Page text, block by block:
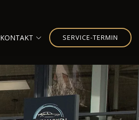
KONTAKT SERVICE-TERMIN